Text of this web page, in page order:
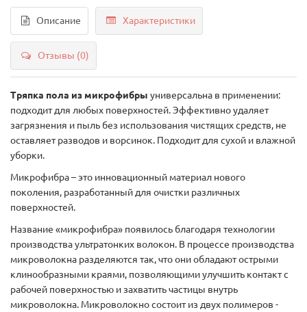
Описание Характеристики
Отзывы (0)
Тряпка пола из микрофибры универсальна в применении:
подходит для любых поверхностей. Эффективно удаляет
загрязнения и пыль без использования чистящих средств, не
оставляет разводов и ворсинок. Подходит для сухой и влажной
уборки.
Микрофибра – это инновационный материал нового
поколения, разработанный для очистки различных
поверхностей.
Название «микрофибра» появилось благодаря технологии
производства ультратонких волокон. В процессе производства
микроволокна разделяются так, что они обладают острыми
клинообразными краями, позволяющими улучшить контакт с
рабочей поверхностью и захватить частицы внутрь
микроволокна. Микроволокно состоит из двух полимеров -